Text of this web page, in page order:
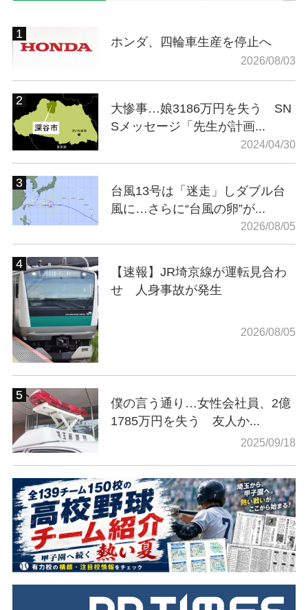
ホンダ、四輪車生産を停止へ
2026/08/03
大惨事…娘3186万円を失う SN
Sメッセージ「先生が計画...
2024/04/30
台風13号は「迷走」しダブル台
風に…さらに“台風の卵”が...
2026/08/05
【速報】JR埼京線が運転見合わ
せ 人身事故が発生
2026/08/05
僕の言う通り…女性会社員、2億
1785万円を失う 友人か...
2025/09/18